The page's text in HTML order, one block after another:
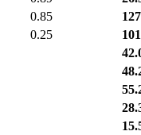
0.85
0.25